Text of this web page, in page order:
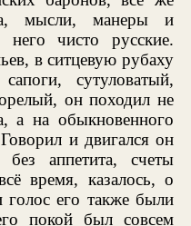
мысли, манеры и
чисто русские.
в ситцевую рубаху
сутуловатый,
он походил не
а на обыкновенного
и двигался он
аппетита, счеты
время, казалось, о
его также были
покой был совсем